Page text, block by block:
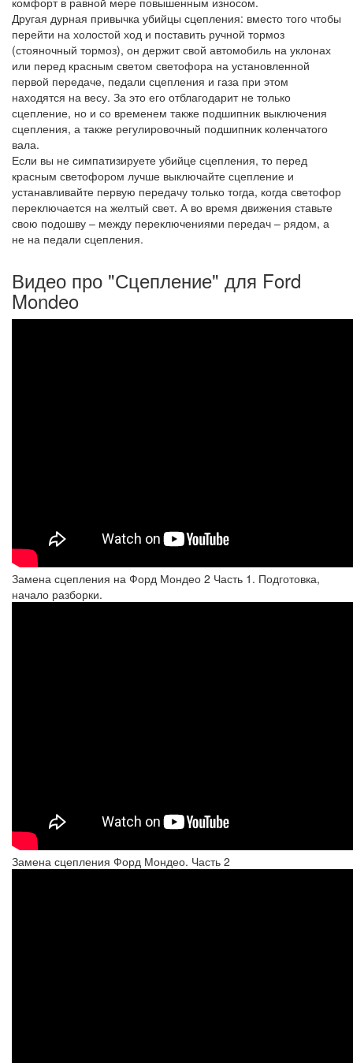
Другая дурная привычка убийцы сцепления: вместо того чтобы
перейти на холостой ход и поставить ручной тормоз
(стояночный тормоз), он держит свой автомобиль на уклонах
или перед красным светом светофора на установленной
первой передаче, педали сцепления и газа при этом
находятся на весу. За это его отблагодарит не только
сцепление, но и со временем также подшипник выключения
сцепления, а также регулировочный подшипник коленчатого
вала.
Если вы не симпатизируете убийце сцепления, то перед
красным светофором лучше выключайте сцепление и
устанавливайте первую передачу только тогда, когда светофор
переключается на желтый свет. А во время движения ставьте
свою подошву – между переключениями передач – рядом, а
не на педали сцепления.
Видео про "Сцепление" для Ford
Mondeo
Замена сцепления на Форд Мондео 2 Часть 1. Подготовка,
начало разборки.
Замена сцепления Форд Мондео. Часть 2